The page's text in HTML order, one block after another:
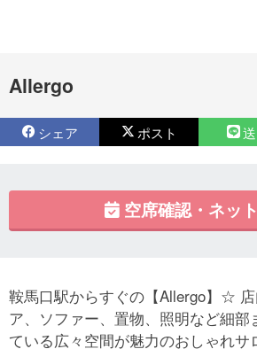
Allergo
シェア ポスト
空席確認・ネッ
鞍馬口駅からすぐの【Allergo】☆
ア、ソファー、置物、照明など細
ている広々空間が魅力のおしゃれサ